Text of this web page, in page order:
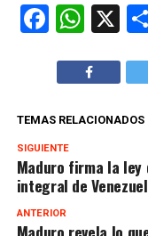
X
TEMAS RELACIONADOS
SIGUIENTE
Maduro firma la ley
integral de
ANTERIOR